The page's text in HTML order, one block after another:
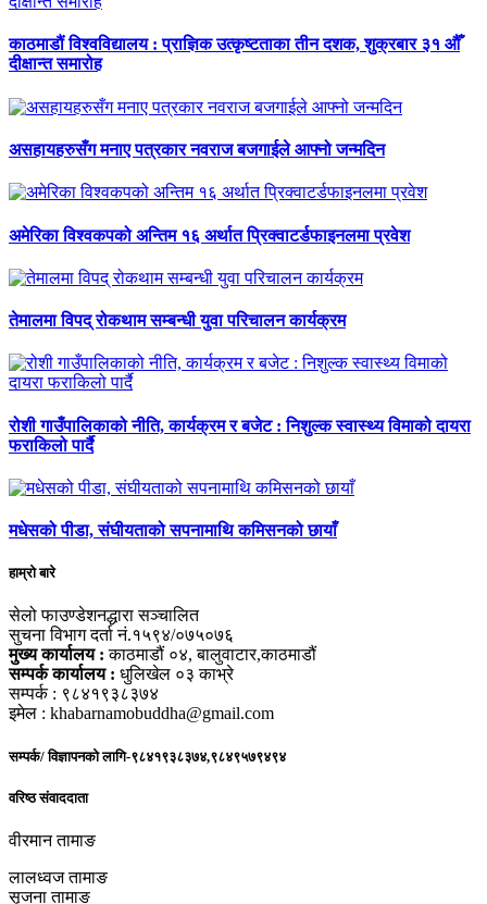
काठमाडौं विश्वविद्यालय : प्राज्ञिक उत्कृष्टताका तीन दशक, शुक्रबार ३१ औँ
दीक्षान्त समारोह
असहायहरुसँग मनाए पत्रकार नवराज बजगाईले आफ्नो जन्मदिन
अमेरिका विश्वकपको अन्तिम १६ अर्थात प्रिक्वाटर्डफाइनलमा प्रवेश
तेमालमा विपद् रोकथाम सम्बन्धी युवा परिचालन कार्यक्रम
रोशी गाउँपालिकाको नीति, कार्यक्रम र बजेट : निशुल्क स्वास्थ्य विमाको दायरा
फराकिलो पार्दै
मधेसको पीडा, संघीयताको सपनामाथि कमिसनको छायाँ
हाम्रो बारे
सेलो फाउण्डेशनद्धारा सञ्चालित
सुचना विभाग दर्ता नं.१५९४/०७५०७६
मुख्य कार्यालय : काठमाडौं ०४, बालुवाटार,काठमाडौं
सम्पर्क कार्यालय : धुलिखेल ०३ काभ्रे
सम्पर्क : ९८४१९३८३७४
इमेल : khabarnamobuddha@gmail.com
सम्पर्क/ विज्ञापनको लागि-९८४१९३८३७४,९८४९५७९४९४
वरिष्ठ संवाददाता
वीरमान तामाङ
लालध्वज तामाङ
सृजना तामाङ